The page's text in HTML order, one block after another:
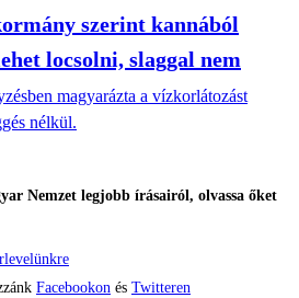
szerint kannából
locsolni, slaggal nem
magyarázta a vízkorlátozást
nélkül.
Nemzet legjobb írásairól, olvassa őket
Facebookon és Twitteren